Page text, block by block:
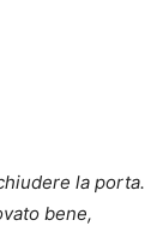
la porta.
bene,